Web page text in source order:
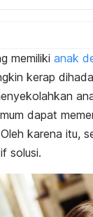
memiliki anak
kerap
dapat
karena itu,
solusi.